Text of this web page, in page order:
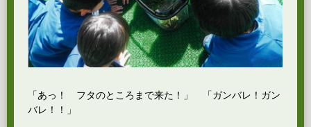
「あっ！ フタのところまで来た！」 「ガンバレ！ガン
バレ！！」